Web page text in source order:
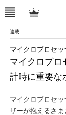
連載
マイクロプロ
計時に重要な
マイクロプロセッ
マイクロプロセ
ザーが抱えるさ